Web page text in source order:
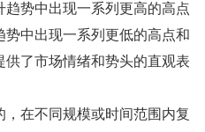
势中出现一系列更高的高点
中出现一系列更低的高点和
了市场情绪和势头的直观表
在不同规模或时间范围内复